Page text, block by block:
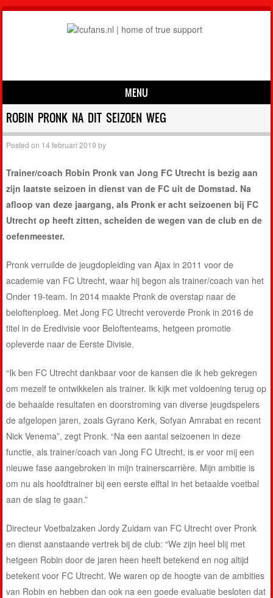
MENU
Skip to content
ROBIN PRONK NA DIT SEIZOEN WEG
Posted on 14 februari 2019 by
Trainer/coach Robin Pronk van Jong FC Utrecht is bezig aan
zijn laatste seizoen in dienst van de FC uit de Domstad. Na
afloop van deze jaargang, als Pronk er acht seizoenen bij FC
Utrecht op heeft zitten, scheiden de wegen van de club en de
oefenmeester.
Pronk verruilde de jeugdopleiding van Ajax in 2011 voor de
academie van FC Utrecht, waar hij begon als trainer/coach van het
Onder 19-team. In 2014 maakte Pronk de overstap naar de
beloftenploeg. Met Jong FC Utrecht veroverde Pronk in 2016 de
titel in de Eredivisie voor Beloftenteams, hetgeen promotie
opleverde naar de Eerste Divisie.
“Ik ben FC Utrecht dankbaar voor de kansen die ik heb gekregen
om mezelf te ontwikkelen als trainer. Ik kijk met voldoening terug op
de behaalde resultaten en doorstroming van diverse jeugdspelers
de afgelopen jaren, zoals Gyrano Kerk, Sofyan Amrabat en recent
Nick Venema”, zegt Pronk. “Na een aantal seizoenen in deze
functie, als trainer/coach van Jong FC Utrecht, is er voor mij een
nieuwe fase aangebroken in mijn trainerscarrière. Mijn ambitie is
om nu als hoofdtrainer bij een eerste elftal in het betaalde voetbal
aan de slag te gaan.”
Directeur Voetbalzaken Jordy Zuidam van FC Utrecht over Pronk
en dienst aanstaande vertrek bij de club: “We zijn heel blij met
hetgeen Robin door de jaren heen heeft betekend en nog altijd
betekent voor FC Utrecht. We waren op de hoogte van de ambities
van Robin en hebben dan ook na een goede evaluatie besloten dat